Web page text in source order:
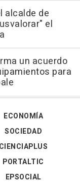
alcalde de
el
un acuerdo
para
ECONOMÍA
SOCIEDAD
CIENCIAPLUS
PORTALTIC
EPSOCIAL